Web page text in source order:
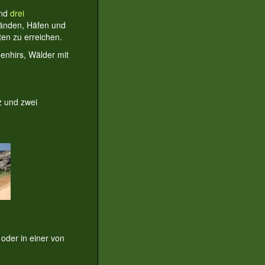
drei
Häfen und
zu erreichen.
Wälder mit
und zwei
in einer von